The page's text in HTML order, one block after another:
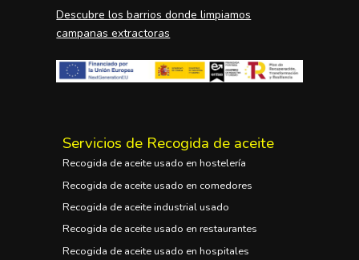
Descubre los barrios donde limpiamos
campanas extractoras
Servicios de Recogida de aceite
Recogida de aceite usado en hostelería
Recogida de aceite usado en comedores
Recogida de aceite industrial usado
Recogida de aceite usado en restaurantes
Recogida de aceite usado en hospitales